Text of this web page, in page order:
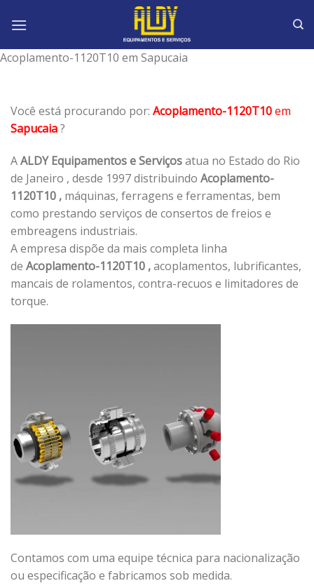
Acoplamento-1120T10 em Sapucaia
Você está procurando por: Acoplamento-1120T10em
Sapucaia?
AALDY Equipamentos e Serviçosatua no Estado do Rio
de Janeiro , desde 1997 distribuindo Acoplamento-
1120T10 , máquinas, ferragens e ferramentas, bem
como prestando serviços de consertos de freios e
embreagens industriais.
A empresa dispõe da mais completa linha
de Acoplamento-1120T10 ,acoplamentos, lubrificantes,
mancais de rolamentos, contra-recuos e limitadores de
torque.
Contamos com uma equipe técnica para nacionalização
ou especificação e fabricamos sob medida.